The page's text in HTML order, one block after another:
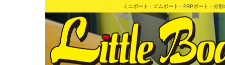
ミニボート・ゴムボート・FRPボート・分